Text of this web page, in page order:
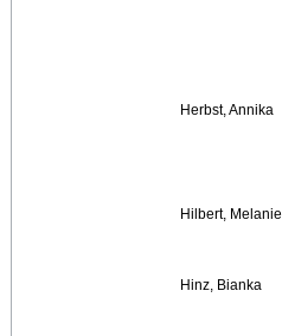
Herbst, Annika
Hilbert, Melanie
Hinz, Bianka